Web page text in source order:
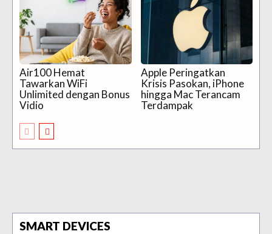
Air100 Hemat
Tawarkan WiFi
Unlimited dengan Bonus
Vidio
Apple Peringatkan
Krisis Pasokan, iPhone
hingga Mac Terancam
Terdampak
SMART DEVICES